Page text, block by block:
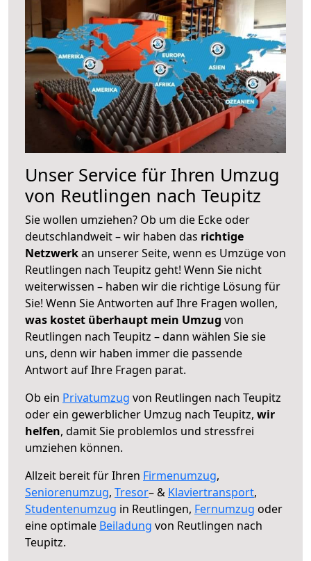
Unser Service für Ihren Umzug
von Reutlingen nach Teupitz
Sie wollen umziehen? Ob um die Ecke oder
deutschlandweit – wir haben das richtige
Netzwerkan unserer Seite, wenn es Umzüge von
Reutlingen nach Teupitz geht! Wenn Sie nicht
weiterwissen – haben wir die richtige Lösung für
Sie! Wenn Sie Antworten auf Ihre Fragen wollen,
was kostet überhaupt mein Umzug von
Reutlingen nach Teupitz – dann wählen Sie sie
uns, denn wir haben immer die passende
Antwort auf Ihre Fragen parat.
Ob ein Privatumzug von Reutlingen nach Teupitz
oder ein gewerblicher Umzug nach Teupitz, wir
helfen, damit Sie problemlos und stressfrei
umziehen können.
Allzeit bereit für Ihren Firmenumzug,
Seniorenumzug, Tresor– & Klaviertransport,
Studentenumzug in Reutlingen, Fernumzug oder
eine optimale Beiladung von Reutlingen nach
Teupitz.